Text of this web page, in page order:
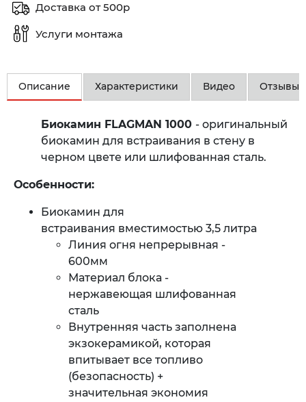
Доставка от 500р
Услуги монтажа
Описание Характеристики Видео Отзывы
Биокамин FLAGMAN 1000 - оригинальный
биокамин для встраивания в стену в
черном цвете или шлифованная сталь.
Особенности:
Биокамин для
встраивания вместимостью 3,5 литра
Линия огня непрерывная -
600мм
​Материал блока -
нержавеющая шлифованная
сталь
Внутренняя часть заполнена
экзокерамикой, которая
впитывает все топливо
(безопасность) +
значительная экономия